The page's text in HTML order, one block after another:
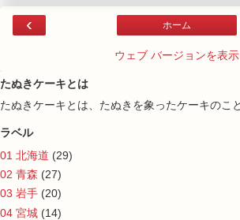
‹ ホーム
ウェブ バージョンを表示
たぬきケーキとは
たぬきケーキとは、たぬきを象ったケーキのこ
ラベル
01 北海道 (29)
02 青森 (27)
03 岩手 (20)
04 宮城 (14)